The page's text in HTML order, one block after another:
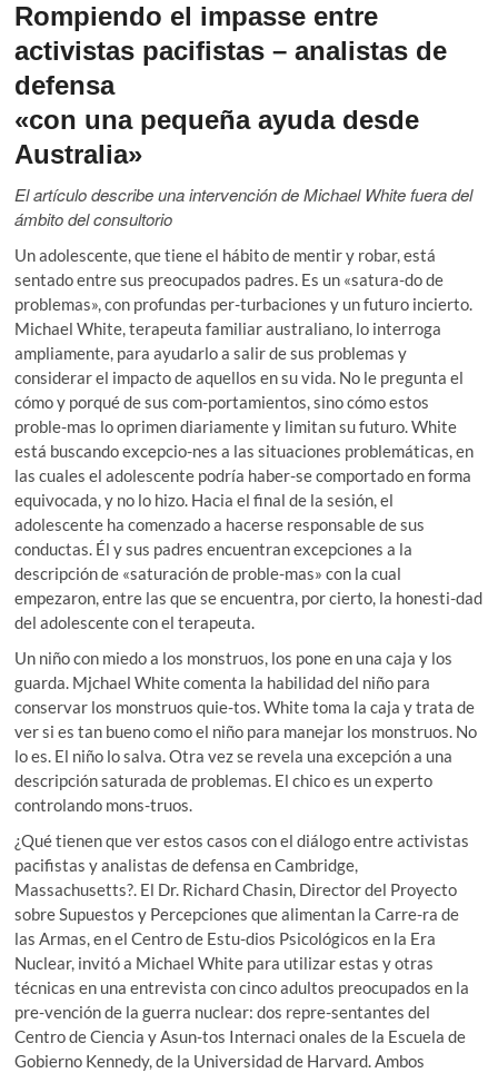
Rompiendo el impasse entre
activistas pacifistas – analistas de
defensa
«con una pequeña ayuda desde
Australia»
El artículo describe una intervención de Michael White fuera del
ámbito del consultorio
Un adolescente, que tiene el hábito de mentir y robar, está
sentado entre sus preocupados padres. Es un «satura-do de
problemas», con profundas per-turbaciones y un futuro incierto.
Michael White, terapeuta familiar australiano, lo interroga
ampliamente, para ayudarlo a salir de sus problemas y
considerar el impacto de aquellos en su vida. No le pregunta el
cómo y porqué de sus com-portamientos, sino cómo estos
proble-mas lo oprimen diariamente y limitan su futuro. White
está buscando excepcio-nes a las situaciones problemáticas, en
las cuales el adolescente podría haber-se comportado en forma
equivocada, y no lo hizo. Hacia el final de la sesión, el
adolescente ha comenzado a hacerse responsable de sus
conductas. Él y sus padres encuentran excepciones a la
descripción de «saturación de proble-mas» con la cual
empezaron, entre las que se encuentra, por cierto, la honesti-dad
del adolescente con el terapeuta.
Un niño con miedo a los monstruos, los pone en una caja y los
guarda. Mjchael White comenta la habilidad del niño para
conservar los monstruos quie-tos. White toma la caja y trata de
ver si es tan bueno como el niño para manejar los monstruos. No
lo es. El niño lo salva. Otra vez se revela una excepción a una
descripción saturada de problemas. El chico es un experto
controlando mons-truos.
¿Qué tienen que ver estos casos con el diálogo entre activistas
pacifistas y analistas de defensa en Cambridge,
Massachusetts?. El Dr. Richard Chasin, Director del Proyecto
sobre Supuestos y Percepciones que alimentan la Carre-ra de
las Armas, en el Centro de Estu-dios Psicológicos en la Era
Nuclear, invitó a Michael White para utilizar estas y otras
técnicas en una entrevista con cinco adultos preocupados en la
pre-vención de la guerra nuclear: dos repre-sentantes del
Centro de Ciencia y Asun-tos Internaci onales de la Escuela de
Gobierno Kennedy, de la Universidad de Harvard. Ambos